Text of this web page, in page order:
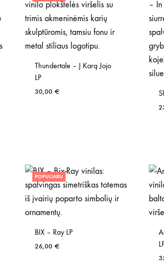
Thundertale – Į Karą Jojo
LP
30,00 €
POPULIARU
BIX – Ray LP
26,00 €